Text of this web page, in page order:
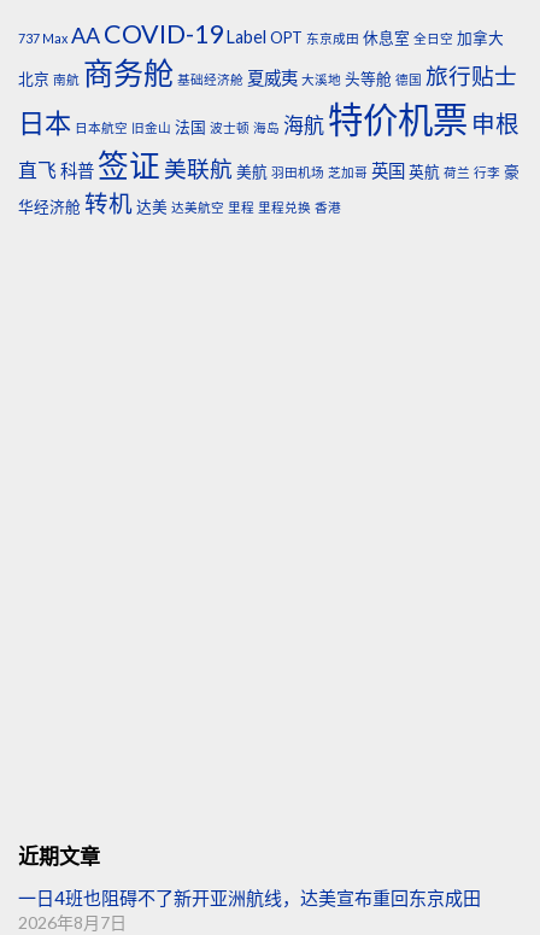
737 Max AACOVID-19Label OPT 东京成田 休息室 全日空 加拿大
北京 南航 商务舱 基础经济舱 夏威夷 大溪地 头等舱 德国 旅行贴士
日本 日本航空 旧金山 法国 波士顿 海岛 海航特价机票 申根
直飞 科普 签证 美联航 美航 羽田机场 芝加哥 英国 英航 荷兰 行李 豪
华经济舱 转机达美 达美航空 里程 里程兑换 香港
近期文章
一日4班也阻碍不了新开亚洲航线，达美宣布重回东京成田
2026年8月7日